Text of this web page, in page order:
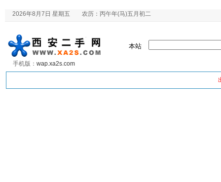
2026年8月7日 星期五 农历：丙午年(马)五月初二
手机版： wap.xa2s.com
本站